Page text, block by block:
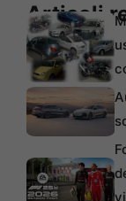
Articoli